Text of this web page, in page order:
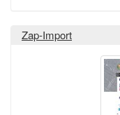
Zap-Import